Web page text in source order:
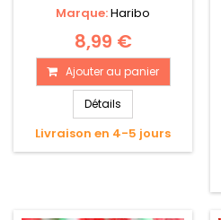
Marque:Haribo
8,99 €
Ajouter au panier
Détails
Livraison en 4-5 jours